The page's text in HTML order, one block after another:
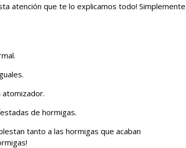
atención que te lo explicamos todo! Simplemente
atomizador.
de hormigas.
tanto a las hormigas que acaban